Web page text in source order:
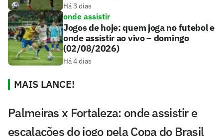
Há 3 dias
onde assistir
Jogos de hoje: quem joga no futebol e
onde assistir ao vivo – domingo
(02/08/2026)
Há 4 dias
MAIS LANCE!
Palmeiras x Fortaleza: onde assistir e
escalações do jogo pela Copa do Brasil